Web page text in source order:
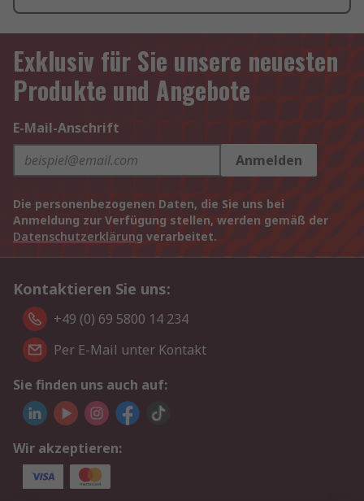
Exklusiv für Sie unsere neuesten
Produkte und Angebote
E-Mail-Anschrift
Anmelden
Die personenbezogenen Daten, die Sie uns bei
Anmeldung zur Verfügung stellen, werden gemäß der
Datenschutzerklärung verarbeitet.
Kontaktieren Sie uns:
+49 (0) 69 5800 14 234
Per E-Mail unter Kontakt
Sie finden uns auch auf:
Wir akzeptieren: